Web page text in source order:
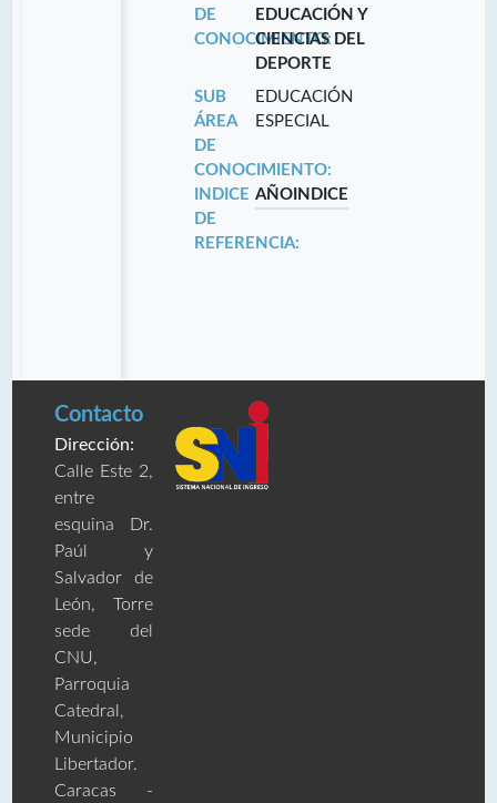
DE
CONOCIMIENTO:
EDUCACIÓN Y
CIENCIAS DEL
DEPORTE
SUB
ÁREA
DE
CONOCIMIENTO:
EDUCACIÓN
ESPECIAL
INDICE
DE
REFERENCIA:
AÑO INDICE
Contacto
Dirección:
Calle Este 2,
entre
esquina Dr.
Paúl y
Salvador de
León, Torre
sede del
CNU,
Parroquia
Catedral,
Municipio
Libertador.
Caracas -